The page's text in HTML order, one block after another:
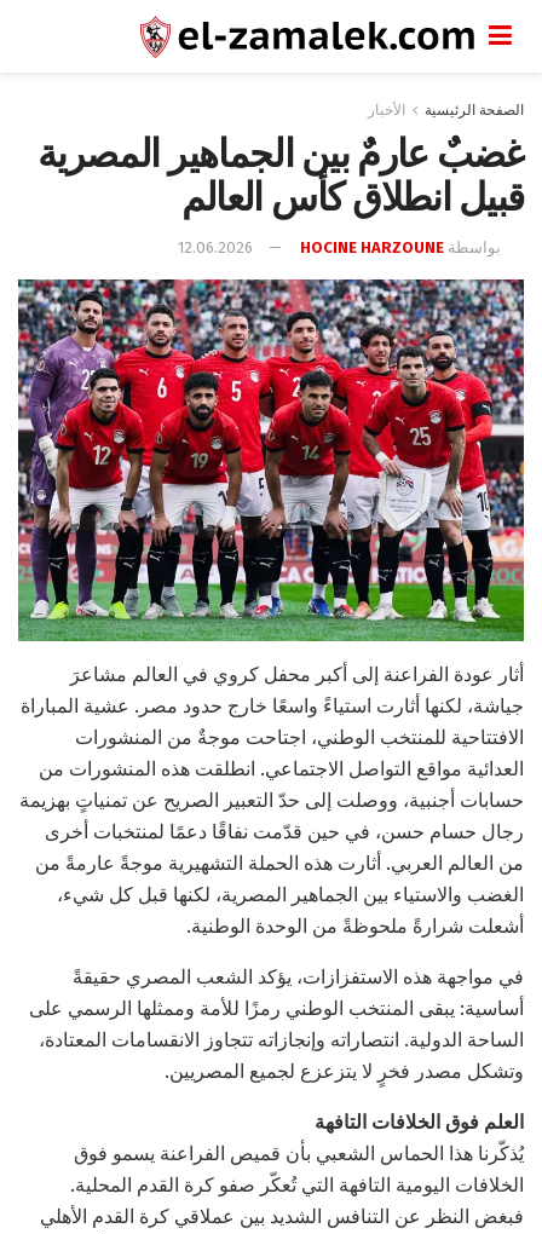
الصفحة الرئيسية الأخبار
غضبٌ عارمٌ بين الجماهير المصرية
قبيل انطلاق كأس العالم
بواسطة HOCINE HARZOUNE
12.06.2026
أثار عودة الفراعنة إلى أكبر محفل كروي في العالم مشاعرَ
جياشة، لكنها أثارت استياءً واسعًا خارج حدود مصر. عشية المباراة
الافتتاحية للمنتخب الوطني، اجتاحت موجةٌ من المنشورات
العدائية مواقع التواصل الاجتماعي. انطلقت هذه المنشورات من
حسابات أجنبية، ووصلت إلى حدّ التعبير الصريح عن تمنياتٍ بهزيمة
رجال حسام حسن، في حين قدّمت نفاقًا دعمًا لمنتخبات أخرى
من العالم العربي. أثارت هذه الحملة التشهيرية موجةً عارمةً من
الغضب والاستياء بين الجماهير المصرية، لكنها قبل كل شيء،
أشعلت شرارةً ملحوظةً من الوحدة الوطنية.
في مواجهة هذه الاستفزازات، يؤكد الشعب المصري حقيقةً
أساسية: يبقى المنتخب الوطني رمزًا للأمة وممثلها الرسمي على
الساحة الدولية. انتصاراته وإنجازاته تتجاوز الانقسامات المعتادة،
وتشكل مصدر فخرٍ لا يتزعزع لجميع المصريين.
العلم فوق الخلافات التافهة
يُذكّرنا هذا الحماس الشعبي بأن قميص الفراعنة يسمو فوق
الخلافات اليومية التافهة التي تُعكّر صفو كرة القدم المحلية.
فبغض النظر عن التنافس الشديد بين عملاقي كرة القدم الأهلي